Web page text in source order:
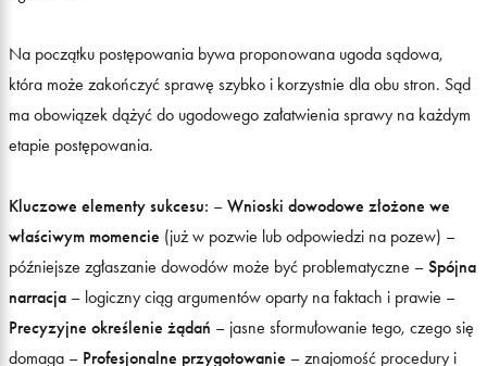
Na początku postępowania bywa proponowana ugoda sądowa,
która może zakończyć sprawę szybko i korzystnie dla obu stron. Sąd
ma obowiązek dążyć do ugodowego załatwienia sprawy na każdym
etapie postępowania.
Kluczowe elementy sukcesu: – Wnioski dowodowe złożone we
właściwym momencie (już w pozwie lub odpowiedzi na pozew) –
późniejsze zgłaszanie dowodów może być problematyczne – Spójna
narracja – logiczny ciąg argumentów oparty na faktach i prawie –
Precyzyjne określenie żądań – jasne sformułowanie tego, czego się
domaga – Profesjonalne przygotowanie – znajomość procedury i